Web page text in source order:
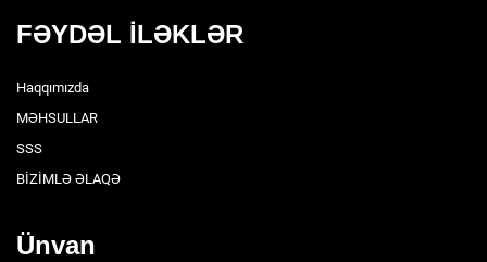
FƏYDƏL İLƏKLƏR
Haqqımızda
MƏHSULLAR
SSS
BİZİMLƏ ƏLAQƏ
Ünvan